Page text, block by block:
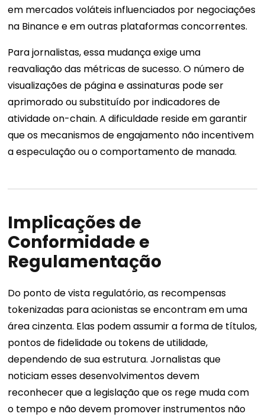
em mercados voláteis influenciados por negociações
na Binance e em outras plataformas concorrentes.
Para jornalistas, essa mudança exige uma
reavaliação das métricas de sucesso. O número de
visualizações de página e assinaturas pode ser
aprimorado ou substituído por indicadores de
atividade on-chain. A dificuldade reside em garantir
que os mecanismos de engajamento não incentivem
a especulação ou o comportamento de manada.
Implicações de
Conformidade e
Regulamentação
Do ponto de vista regulatório, as recompensas
tokenizadas para acionistas se encontram em uma
área cinzenta. Elas podem assumir a forma de títulos,
pontos de fidelidade ou tokens de utilidade,
dependendo de sua estrutura. Jornalistas que
noticiam esses desenvolvimentos devem
reconhecer que a legislação que os rege muda com
o tempo e não devem promover instrumentos não